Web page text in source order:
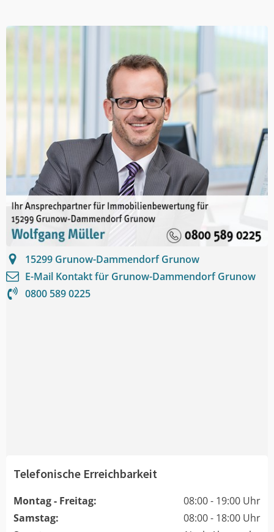
15299 Grunow-Dammendorf Grunow
E-Mail Kontakt für Grunow-Dammendorf Grunow
0800 589 0225
Telefonische Erreichbarkeit
Montag - Freitag:
08:00 - 19:00 Uhr
Samstag:
08:00 - 18:00 Uhr